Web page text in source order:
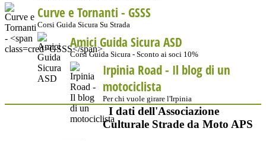
Curve e Tornanti - GSSS
Corsi Guida Sicura Su Strada
Amici Guida Sicura ASD
Corsi Guida Sicura - Sconto ai soci 10%
Irpinia Road - Il blog di un
motociclista
Per chi vuole girare l'Irpinia
I dati dell'Associazione
Culturale Strade da Moto APS